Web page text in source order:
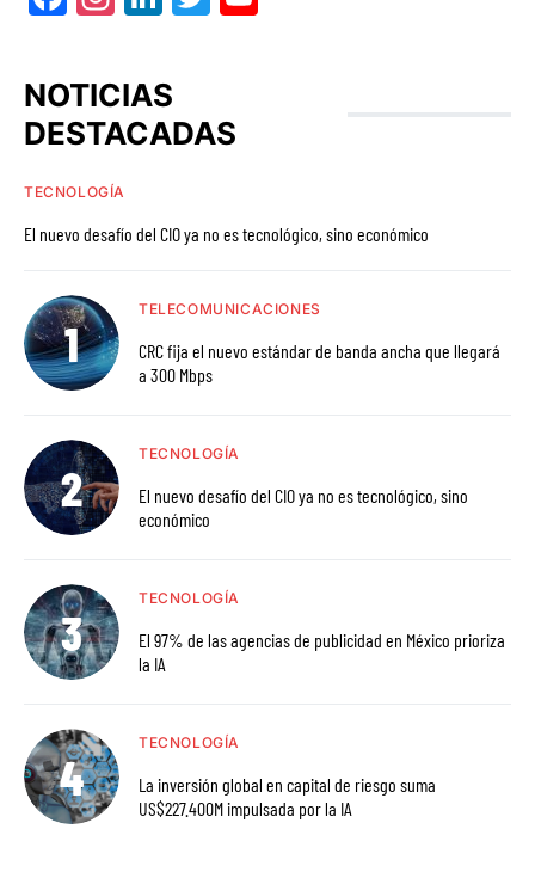
NOTICIAS
DESTACADAS
TECNOLOGÍA
El nuevo desafío del CIO ya no es tecnológico, sino económico
TELECOMUNICACIONES
CRC fija el nuevo estándar de banda ancha que llegará
a 300 Mbps
TECNOLOGÍA
El nuevo desafío del CIO ya no es tecnológico, sino
económico
TECNOLOGÍA
El 97% de las agencias de publicidad en México prioriza
la IA
TECNOLOGÍA
La inversión global en capital de riesgo suma
US$227.400M impulsada por la IA